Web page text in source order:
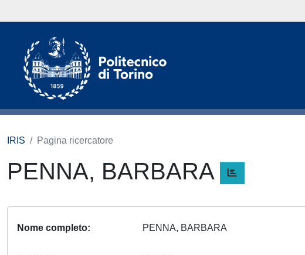
IRIS Pagina ricercatore
PENNA, BARBARA
Nome completo PENNA, BARBARA